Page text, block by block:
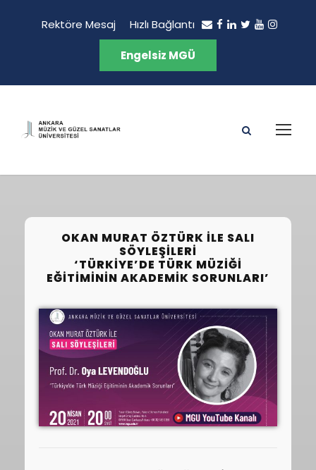
Rektöre Mesaj Hızlı Bağlantı
Engelsiz MGÜ
OKAN MURAT ÖZTÜRK İLE SALI
SÖYLEŞILERI
‘TÜRKIYE’DE TÜRK MÜZIĞI
EĞITIMININ AKADEMIK SORUNLARI’